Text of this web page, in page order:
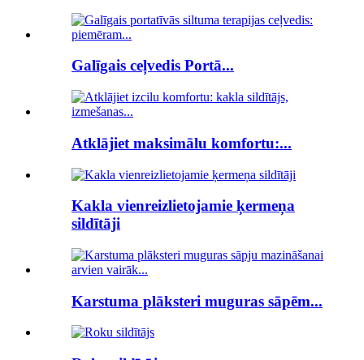
Galīgais ceļvedis Portā...
Atklājiet maksimālu komfortu:...
Kakla vienreizlietojamie ķermeņa
sildītāji
Karstuma plāksteri muguras sāpēm...